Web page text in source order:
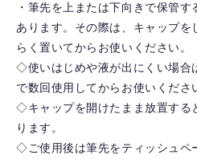
・筆先を上または下向きで保管
あります。その際は、キャップ
らく置いてからお使いください。
◇使いはじめや液が出にくい場合
で数回使用してからお使いくださ
◇キャップを開けたまま放置する
ります。
◇ご使用後は筆先をティッシュペ